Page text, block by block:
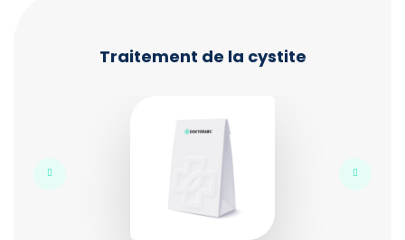
Traitement de la cystite